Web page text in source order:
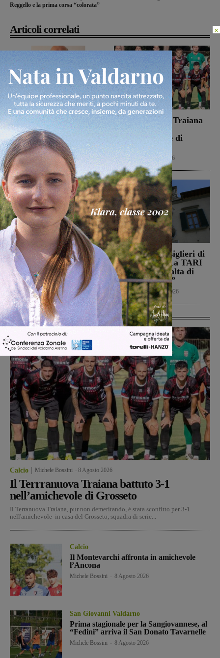
Reggello e la prima corsa “colorata”
Articoli correlati
Dal treno all’ospedale, la
vita in “Frammenti”: il
primo libro del
valdarnese Luca Livi
Cultura 9 Agosto 2026
Il Terrranuova Traiana
battuto 3-1
nell’amichevole di
Grosseto
Calcio 8 Agosto 2026
Il Montevarchi affronta
in amichevole l’Ancona
Calcio 8 Agosto 2026
Reggello, i consiglieri di
opposizione: “La TARI
2026 resta più alta di
quella del 2022”
Politica 8 Agosto 2026
Ultime Calcio
Calcio Michele Bossini 8 Agosto 2026
Il Terrranuova Traiana battuto 3-1
nell’amichevole di Grosseto
Il Terranuova Traiana, pur non demeritando, è stata sconfitto per 3-1
nell'amichevole in casa del Grosseto, squadra di serie...
Calcio
Il Montevarchi affronta in amichevole
l’Ancona
Michele Bossini 8 Agosto 2026
San Giovanni Valdarno
Prima stagionale per la Sangiovannese, al
“Fedini” arriva il San Donato Tavarnelle
Michele Bossini 8 Agosto 2026
×